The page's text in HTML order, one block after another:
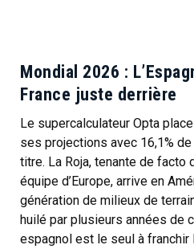
Mondial 2026 :
France juste derrière
Le supercalculateur Opta place
ses projections avec 16,1%
titre. La Roja, tenante de facto
équipe d’Europe, arrive en
génération de milieux de
huilé par plusieurs années de
espagnol est le seul à franchir